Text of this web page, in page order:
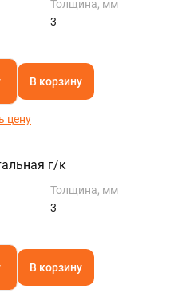
Толщина, мм
3
В корзину
цену
г/к
Толщина, мм
3
В корзину